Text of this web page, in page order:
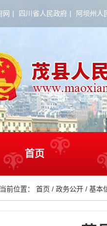
网 | 四川省人民政府 | 阿坝州人
首页
当前位置： 首页 / 政务公开 / 基本